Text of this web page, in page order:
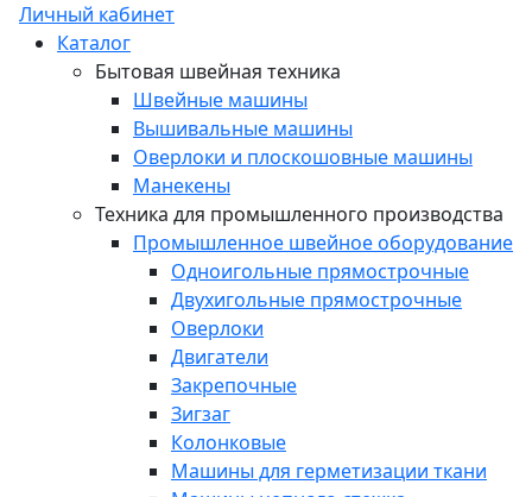
Личный кабинет
Каталог
Бытовая швейная техника
Швейные машины
Вышивальные машины
Оверлоки и плоскошовные машины
Манекены
Техника для промышленного производства
Промышленное швейное оборудование
Одноигольные прямострочные
Двухигольные прямострочные
Оверлоки
Двигатели
Закрепочные
Зигзаг
Колонковые
Машины для герметизации ткани